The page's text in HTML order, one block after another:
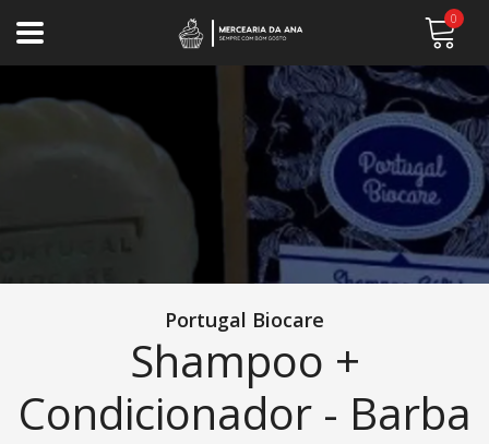
0
Portugal Biocare
Shampoo +
Condicionador - Barba